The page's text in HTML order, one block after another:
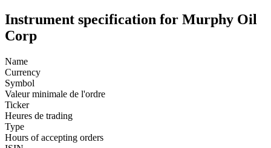
Instrument specification for Murphy Oil
Corp
Name
Currency
Symbol
Valeur minimale de l'ordre
Ticker
Heures de trading
Type
Hours of accepting orders